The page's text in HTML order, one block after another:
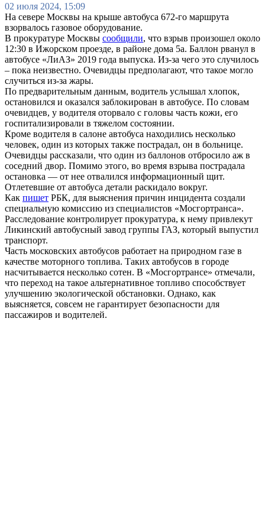
02 июля 2024, 15:09
На севере Москвы на крыше автобуса 672-го маршрута
взорвалось газовое оборудование.
В прокуратуре Москвы сообщили, что взрыв произошел около
12:30 в Ижорском проезде, в районе дома 5а. Баллон рванул в
автобусе «ЛиАЗ» 2019 года выпуска. Из-за чего это случилось
– пока неизвестно. Очевидцы предполагают, что такое могло
случиться из-за жары.
По предварительным данным, водитель услышал хлопок,
остановился и оказался заблокирован в автобусе. По словам
очевидцев, у водителя оторвало с головы часть кожи, его
госпитализировали в тяжелом состоянии.
Кроме водителя в салоне автобуса находились несколько
человек, один из которых также пострадал, он в больнице.
Очевидцы рассказали, что один из баллонов отбросило аж в
соседний двор. Помимо этого, во время взрыва пострадала
остановка — от нее отвалился информационный щит.
Отлетевшие от автобуса детали раскидало вокруг.
Как пишет РБК, для выяснения причин инцидента создали
специальную комиссию из специалистов «Мосгортранса».
Расследование контролирует прокуратура, к нему привлекут
Ликинский автобусный завод группы ГАЗ, который выпустил
транспорт.
Часть московских автобусов работает на природном газе в
качестве моторного топлива. Таких автобусов в городе
насчитывается несколько сотен. В «Мосгортрансе» отмечали,
что переход на такое альтернативное топливо способствует
улучшению экологической обстановки. Однако, как
выясняется, совсем не гарантирует безопасности для
пассажиров и водителей.